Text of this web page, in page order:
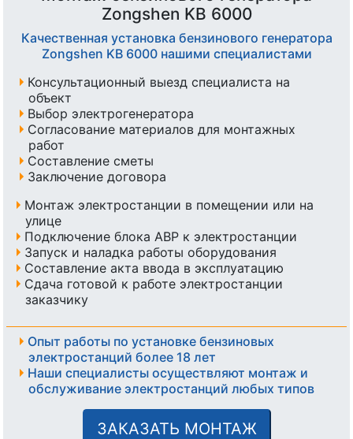
Zongshen KB 6000
Качественная установка бензинового генератора
Zongshen KB 6000 нашими специалистами
Консультационный выезд специалиста на
объект
Выбор электрогенератора
Согласование материалов для монтажных
работ
Составление сметы
Заключение договора
Монтаж электростанции в помещении или на
улице
Подключение блока АВР к электростанции
Запуск и наладка работы оборудования
Составление акта ввода в эксплуатацию
Сдача готовой к работе электростанции
заказчику
Опыт работы по установке бензиновых
электростанций более 18 лет
Наши специалисты осуществляют монтаж и
обслуживание электростанций любых типов
ЗАКАЗАТЬ МОНТАЖ